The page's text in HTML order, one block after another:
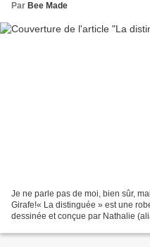
Par Bee Made
Je ne parle pas de moi, bien sûr,
Girafe!« La distinguée » est une
dessinée et conçue par Nathalie